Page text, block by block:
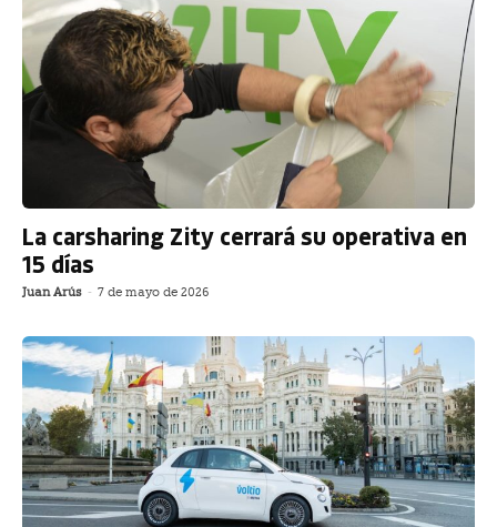
La carsharing Zity cerrará su operativa en
15 días
Juan Arús - 7 de mayo de 2026